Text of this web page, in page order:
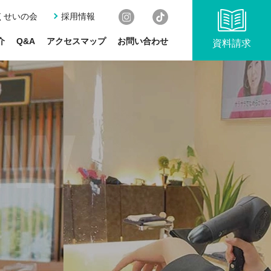
せいの会 採用情報
Q&A アクセスマップ お問い合わせ 資料請求